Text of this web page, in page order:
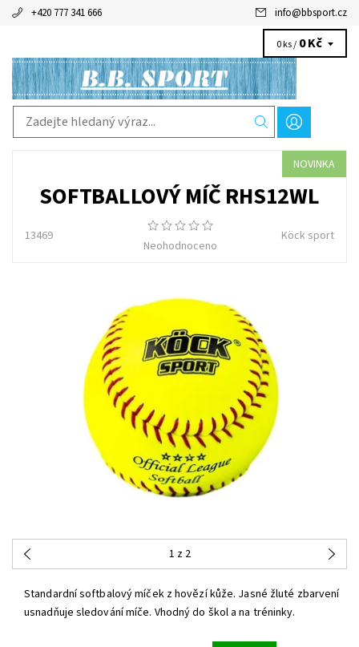
+420 777 341 666 info@bbsport.cz
0 ks / 0 Kč
NOVINKA
SOFTBALLOVÝ MÍČ RHS12WL
13469
Neohodnoceno
Köck sport
1 z 2
Standardní softbalový míček z hovězí kůže. Jasné žluté zbarvení
usnadňuje sledování míče. Vhodný do škol a na tréninky.